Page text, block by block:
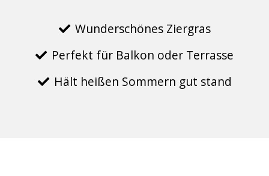
Wunderschönes Ziergras
Perfekt für Balkon oder Terrasse
Hält heißen Sommern gut stand